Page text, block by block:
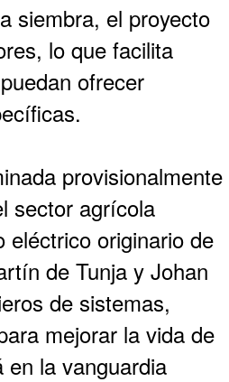
siembra, el proyecto
lo que facilita
ofrecer
provisionalmente
sector agrícola
eléctrico originario de
de Tunja y Johan
de sistemas,
mejorar la vida de
la vanguardia